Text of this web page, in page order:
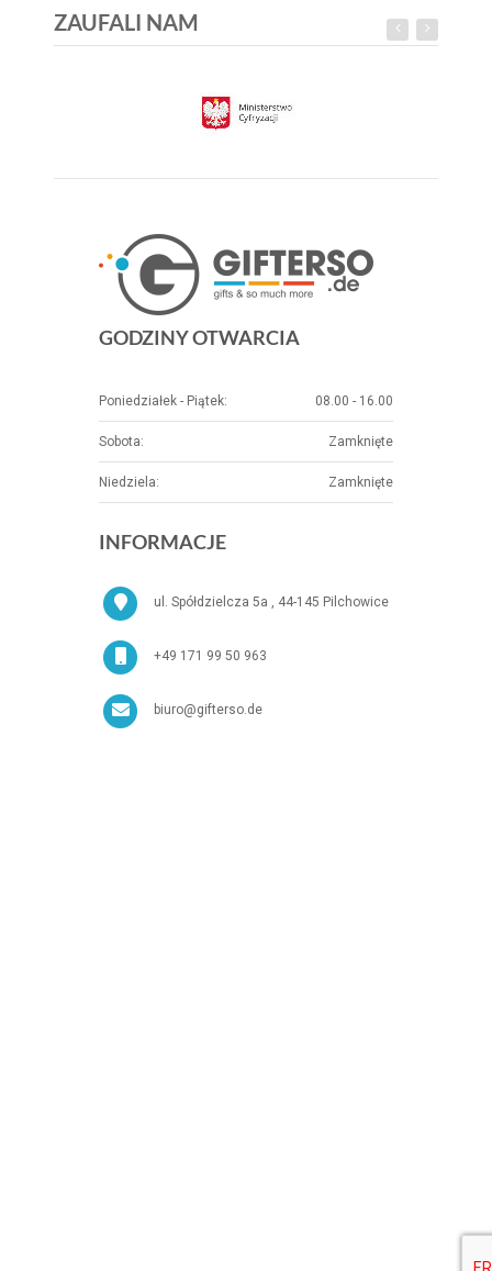
ZAUFALI NAM
GODZINY OTWARCIA
Poniedziałek - Piątek: 08.00 - 16.00
Sobota: Zamknięte
Niedziela: Zamknięte
INFORMACJE
ul. Spółdzielcza 5a , 44-145 Pilchowice
+49 171 99 50 963
biuro@gifterso.de